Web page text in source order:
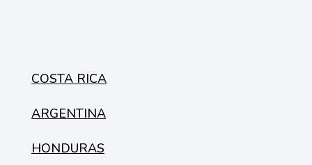
COSTA RICA
ARGENTINA
HONDURAS